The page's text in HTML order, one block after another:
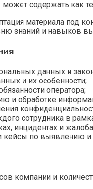
содержать как
материала под
знаний и навыков
данных и
и их особенности;
оператора;
и обработке
сотрудника в
инцидентах и
кейсы по выявлению
компании и